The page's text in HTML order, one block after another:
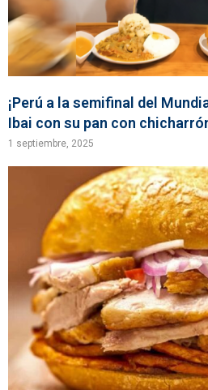
¡Perú a la semifinal del
Ibai con su pan con
1 septiembre, 2025